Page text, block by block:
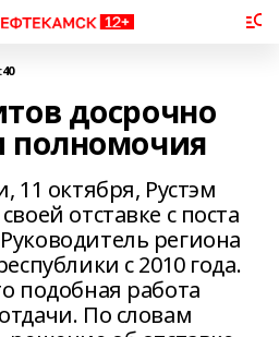
досрочно
полномочия
11 октября, Рустэм
отставке с поста
региона
с 2010 года.
подобная работа
По словам